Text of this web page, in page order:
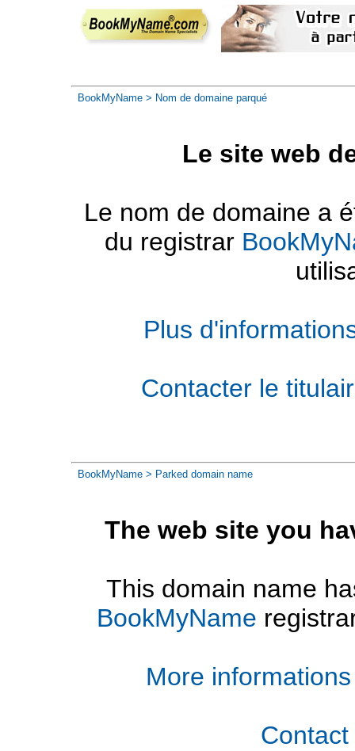
BookMyName > Nom de domaine parqué
Le site web
Le nom de domaine a
du registrar
Plus
Contacter le
BookMyName > Parked domain name
The web site you
This domain name
BookMyName
More